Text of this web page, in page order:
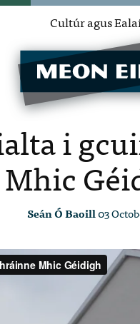
Cultúr agus
i
Mhic
Seán Ó Baoill03